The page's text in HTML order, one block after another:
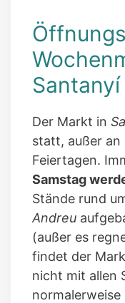
Santanyí
Der Markt in
statt, außer an
Feiertagen.
Samstag
Stände rund
Andreu
(außer es
findet der
nicht mit allen